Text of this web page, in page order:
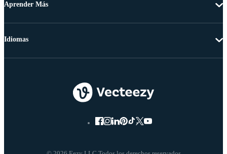
Aprender Más
Idiomas